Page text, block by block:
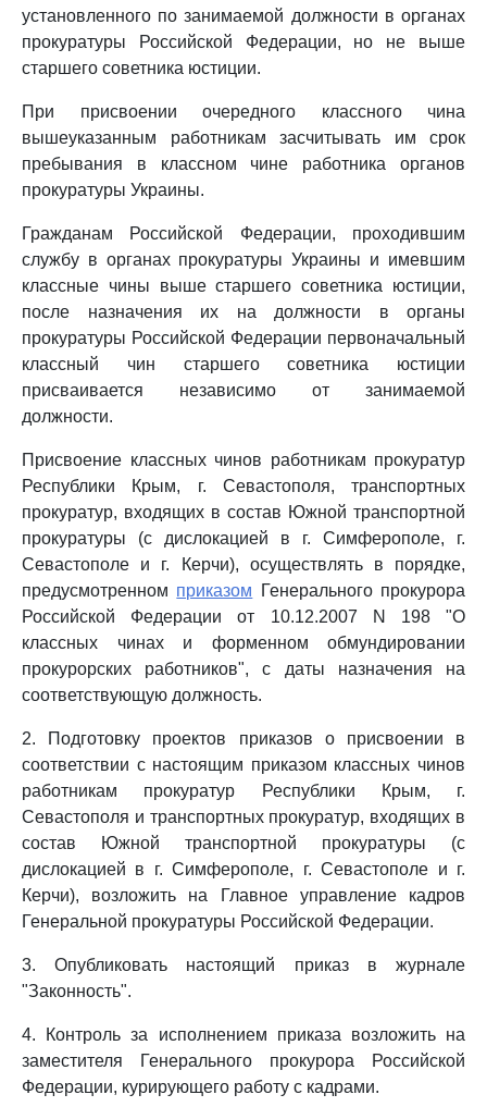
установленного по занимаемой должности в органах
прокуратуры Российской Федерации, но не выше
старшего советника юстиции.
При присвоении очередного классного чина
вышеуказанным работникам засчитывать им срок
пребывания в классном чине работника органов
прокуратуры Украины.
Гражданам Российской Федерации, проходившим
службу в органах прокуратуры Украины и имевшим
классные чины выше старшего советника юстиции,
после назначения их на должности в органы
прокуратуры Российской Федерации первоначальный
классный чин старшего советника юстиции
присваивается независимо от занимаемой
должности.
Присвоение классных чинов работникам прокуратур
Республики Крым, г. Севастополя, транспортных
прокуратур, входящих в состав Южной транспортной
прокуратуры (с дислокацией в г. Симферополе, г.
Севастополе и г. Керчи), осуществлять в порядке,
предусмотренном приказом Генерального прокурора
Российской Федерации от 10.12.2007 N 198 "О
классных чинах и форменном обмундировании
прокурорских работников", с даты назначения на
соответствующую должность.
2. Подготовку проектов приказов о присвоении в
соответствии с настоящим приказом классных чинов
работникам прокуратур Республики Крым, г.
Севастополя и транспортных прокуратур, входящих в
состав Южной транспортной прокуратуры (с
дислокацией в г. Симферополе, г. Севастополе и г.
Керчи), возложить на Главное управление кадров
Генеральной прокуратуры Российской Федерации.
3. Опубликовать настоящий приказ в журнале
"Законность".
4. Контроль за исполнением приказа возложить на
заместителя Генерального прокурора Российской
Федерации, курирующего работу с кадрами.